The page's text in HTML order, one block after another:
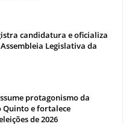
candidatura e oficializa
Legislativa da
protagonismo da
Quinto e fortalece
de 2026